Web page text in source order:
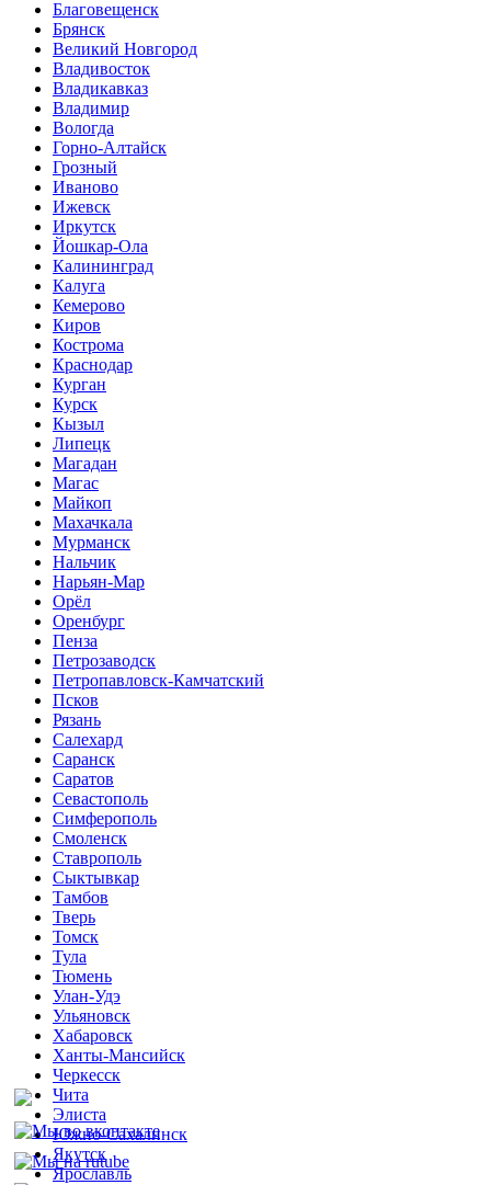
Благовещенск
Брянск
Великий Новгород
Владивосток
Владикавказ
Владимир
Вологда
Горно-Алтайск
Грозный
Иваново
Ижевск
Иркутск
Йошкар-Ола
Калининград
Калуга
Кемерово
Киров
Кострома
Краснодар
Курган
Курск
Кызыл
Липецк
Магадан
Магас
Майкоп
Махачкала
Мурманск
Нальчик
Нарьян-Мар
Орёл
Оренбург
Пенза
Петрозаводск
Петропавловск-Камчатский
Псков
Рязань
Салехард
Саранск
Саратов
Севастополь
Симферополь
Смоленск
Ставрополь
Сыктывкар
Тамбов
Тверь
Томск
Тула
Тюмень
Улан-Удэ
Ульяновск
Хабаровск
Ханты-Мансийск
Черкесск
Чита
Элиста
Южно-Сахалинск
Якутск
Ярославль